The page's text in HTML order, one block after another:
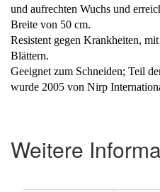
und aufrechten Wuchs und
Breite von 50 cm.
Resistent gegen Krankheiten,
Blättern.
Geeignet zum Schneiden; Teil
wurde 2005 von Nirp
Weitere